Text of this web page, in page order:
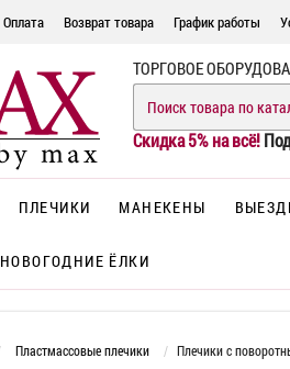
Оплата Возврат товара График работы
ТОРГОВОЕ
Скидка 5% на всё!
ПЛЕЧИКИ МАНЕКЕНЫ
НОВОГОДНИЕ ЁЛКИ
Пластмассовые плечики Плечики с